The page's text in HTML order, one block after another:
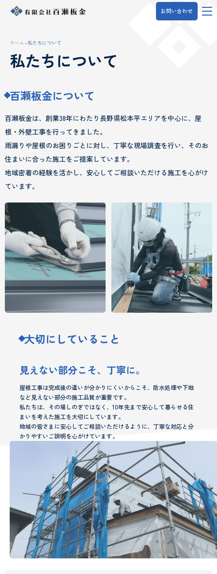
お問い合わせ
ホーム>私たちについて
私たちについて
百瀬板金について
百瀬板金は、創業38年にわたり長野県松本平エリアを中心に、屋
根・外壁工事を行ってきました。
雨漏りや屋根のお困りごとに対し、丁寧な現場調査を行い、そのお
住まいに合った施工をご提案しています。
地域密着の経験を活かし、安心してご相談いただける施工を心がけ
ています。
大切にしていること
見えない部分こそ、丁寧に。
屋根工事は完成後の違いが分かりにくいからこそ、防水処理や下地
など見えない部分の施工品質が重要です。
私たちは、その場しのぎではなく、10年先まで安心して暮らせる住
まいを考えた施工を大切にしています。
地域の皆さまに安心してご相談いただけるように、丁寧な対応と分
かりやすいご説明を心がけています。